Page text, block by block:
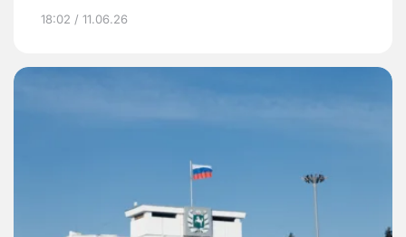
18:02 / 11.06.26